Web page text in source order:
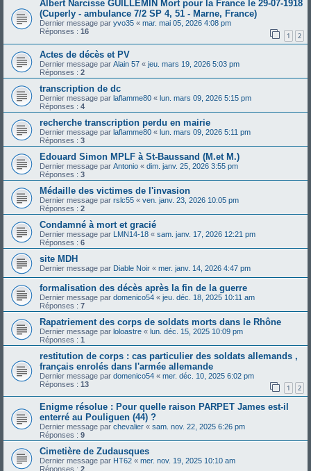
Albert Narcisse GUILLEMIN Mort pour la France le 29-07-1918
(Cuperly - ambulance 7/2 SP 4, 51 - Marne, France)
Dernier message par yvo35 « mar. mai 05, 2026 4:08 pm
Réponses : 16 1 2
Actes de décès et PV
Dernier message par Alain 57 « jeu. mars 19, 2026 5:03 pm
Réponses : 2
transcription de dc
Dernier message par laflamme80 « lun. mars 09, 2026 5:15 pm
Réponses : 4
recherche transcription perdu en mairie
Dernier message par laflamme80 « lun. mars 09, 2026 5:11 pm
Réponses : 3
Edouard Simon MPLF à St-Baussand (M.et M.)
Dernier message par Antonio « dim. janv. 25, 2026 3:55 pm
Réponses : 3
Médaille des victimes de l'invasion
Dernier message par rslc55 « ven. janv. 23, 2026 10:05 pm
Réponses : 2
Condamné à mort et gracié
Dernier message par LMN14-18 « sam. janv. 17, 2026 12:21 pm
Réponses : 6
site MDH
Dernier message par Diable Noir « mer. janv. 14, 2026 4:47 pm
formalisation des décès après la fin de la guerre
Dernier message par domenico54 « jeu. déc. 18, 2025 10:11 am
Réponses : 7
Rapatriement des corps de soldats morts dans le Rhône
Dernier message par loloastre « lun. déc. 15, 2025 10:09 pm
Réponses : 1
restitution de corps : cas particulier des soldats allemands ,
français enrolés dans l'armée allemande
Dernier message par domenico54 « mer. déc. 10, 2025 6:02 pm
Réponses : 13 1 2
Enigme résolue : Pour quelle raison PARPET James est-il
enterré au Pouliguen (44) ?
Dernier message par chevalier « sam. nov. 22, 2025 6:26 pm
Réponses : 9
Cimetière de Zudausques
Dernier message par HT62 « mer. nov. 19, 2025 10:10 am
Réponses : 2